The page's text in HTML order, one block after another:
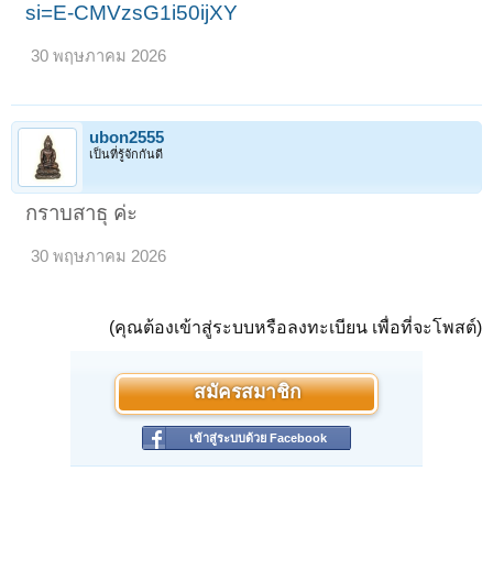
si=E-CMVzsG1i50ijXY
30 พฤษภาคม 2026
ubon2555
เป็นที่รู้จักกันดี
กราบสาธุ ค่ะ
30 พฤษภาคม 2026
(คุณต้องเข้าสู่ระบบหรือลงทะเบียน เพื่อที่จะโพสต์)
สมัครสมาชิก
เข้าสู่ระบบด้วย Facebook